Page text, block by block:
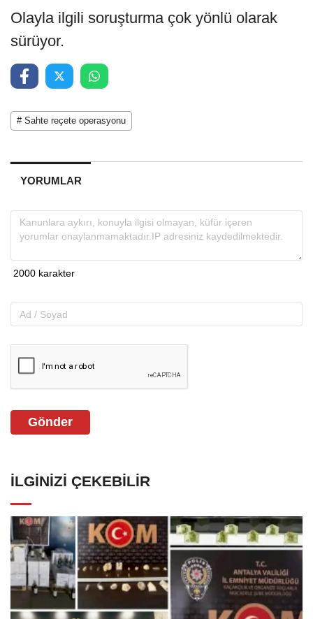
Olayla ilgili soruşturma çok yönlü olarak
sürüyor.
# Sahte reçete operasyonu
YORUMLAR
Gönder
İLGINIZI ÇEKEBILIR